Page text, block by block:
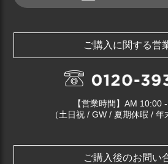
ご購入に関する営
【営業時間】AM 10:00
（土日祝 / GW / 夏期休暇 / 年
ご購入後のお問い